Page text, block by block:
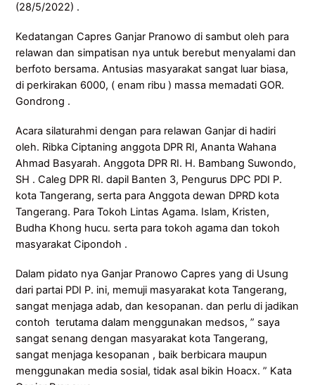
(28/5/2022) .
Kedatangan Capres Ganjar Pranowo di sambut oleh para
relawan dan simpatisan nya untuk berebut menyalami dan
berfoto bersama. Antusias masyarakat sangat luar biasa,
di perkirakan 6000, ( enam ribu ) massa memadati GOR.
Gondrong .
Acara silaturahmi dengan para relawan Ganjar di hadiri
oleh. Ribka Ciptaning anggota DPR RI, Ananta Wahana
Ahmad Basyarah. Anggota DPR RI. H. Bambang Suwondo,
SH . Caleg DPR RI. dapil Banten 3, Pengurus DPC PDI P.
kota Tangerang, serta para Anggota dewan DPRD kota
Tangerang. Para Tokoh Lintas Agama. Islam, Kristen,
Budha Khong hucu. serta para tokoh agama dan tokoh
masyarakat Cipondoh .
Dalam pidato nya Ganjar Pranowo Capres yang di Usung
dari partai PDI P. ini, memuji masyarakat kota Tangerang,
sangat menjaga adab, dan kesopanan. dan perlu di jadikan
contoh terutama dalam menggunakan medsos, ” saya
sangat senang dengan masyarakat kota Tangerang,
sangat menjaga kesopanan , baik berbicara maupun
menggunakan media sosial, tidak asal bikin Hoacx. ” Kata